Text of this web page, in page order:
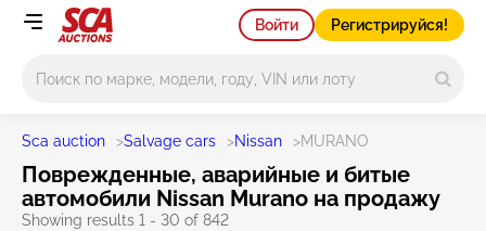
Войти Регистрируйся!
Sca auction >Salvage cars >Nissan >MURANO
Поврежденные, аварийные и битые
автомобили Nissan Murano на продажу
Showing results 1 - 30 of 842